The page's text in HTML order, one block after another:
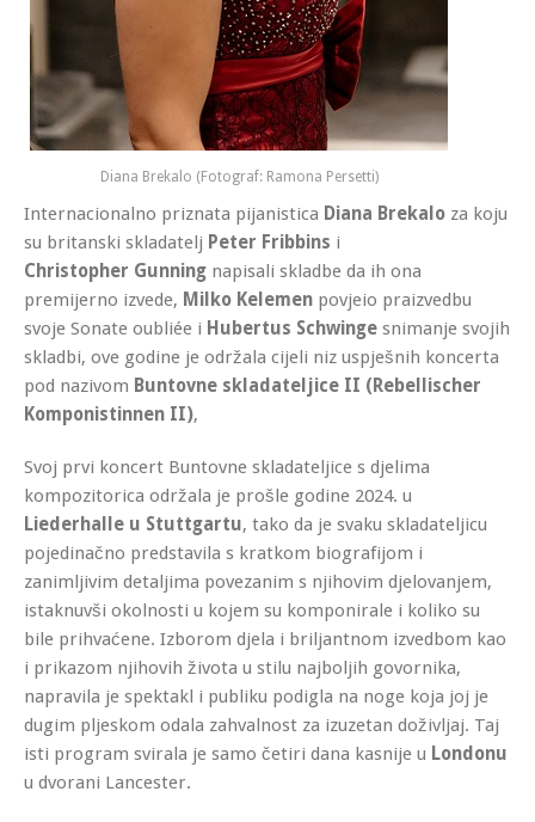
Diana Brekalo (Fotograf: Ramona Persetti)
Internacionalno priznata pijanistica Diana Brekalo za koju
su britanski skladatelj Peter Fribbins i
Christopher Gunning napisali skladbe da ih ona
premijerno izvede, Milko Kelemen povjeio praizvedbu
svoje Sonate oubliée i Hubertus Schwinge snimanje svojih
skladbi, ove godine je održala cijeli niz uspješnih koncerta
pod nazivom Buntovne skladateljice II (Rebellischer
Komponistinnen II),
Svoj prvi koncert Buntovne skladateljice s djelima
kompozitorica održala je prošle godine 2024. u
Liederhalle u Stuttgartu, tako da je svaku skladateljicu
pojedinačno predstavila s kratkom biografijom i
zanimljivim detaljima povezanim s njihovim djelovanjem,
istaknuvši okolnosti u kojem su komponirale i koliko su
bile prihvaćene. Izborom djela i briljantnom izvedbom kao
i prikazom njihovih života u stilu najboljih govornika,
napravila je spektakl i publiku podigla na noge koja joj je
dugim pljeskom odala zahvalnost za izuzetan doživljaj. Taj
isti program svirala je samo četiri dana kasnije u Londonu
u dvorani Lancester.